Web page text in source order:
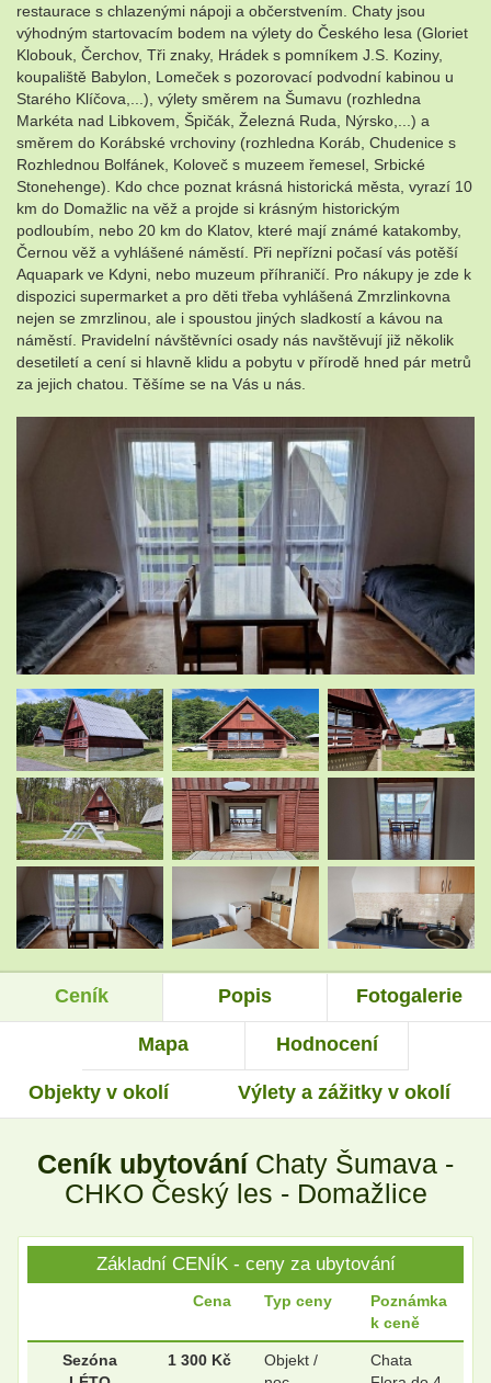
restaurace s chlazenými nápoji a občerstvením. Chaty jsou
výhodným startovacím bodem na výlety do Českého lesa (Gloriet
Klobouk, Čerchov, Tři znaky, Hrádek s pomníkem J.S. Koziny,
koupaliště Babylon, Lomeček s pozorovací podvodní kabinou u
Starého Klíčova,...), výlety směrem na Šumavu (rozhledna
Markéta nad Libkovem, Špičák, Železná Ruda, Nýrsko,...) a
směrem do Korábské vrchoviny (rozhledna Koráb, Chudenice s
Rozhlednou Bolfánek, Koloveč s muzeem řemesel, Srbické
Stonehenge). Kdo chce poznat krásná historická města, vyrazí 10
km do Domažlic na věž a projde si krásným historickým
podloubím, nebo 20 km do Klatov, které mají známé katakomby,
Černou věž a vyhlášené náměstí. Při nepřízni počasí vás potěší
Aquapark ve Kdyni, nebo muzeum příhraničí. Pro nákupy je zde k
dispozici supermarket a pro děti třeba vyhlášená Zmrzlinkovna
nejen se zmrzlinou, ale i spoustou jiných sladkostí a kávou na
náměstí. Pravidelní návštěvníci osady nás navštěvují již několik
desetiletí a cení si hlavně klidu a pobytu v přírodě hned pár metrů
za jejich chatou. Těšíme se na Vás u nás.
Ceník Popis Fotogalerie
Mapa Hodnocení
Objekty v okolí Výlety a zážitky v okolí
Ceník ubytování Chaty Šumava -
CHKO Český les - Domažlice
Základní CENÍK - ceny za ubytování
Cena Typ ceny
Poznámka
k ceně
Sezóna
1 300 Kč
Objekt /
Chata